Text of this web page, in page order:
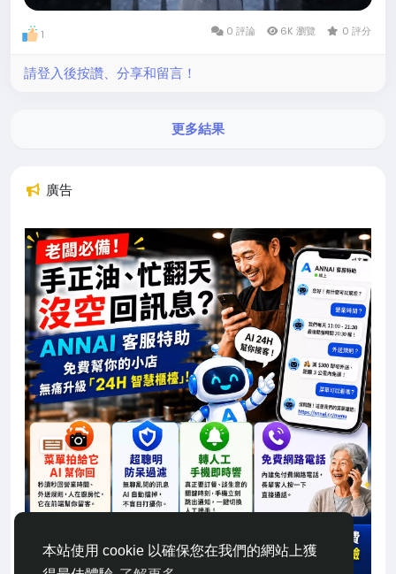
本站使用 cookie 以確保您在我們的網站上獲
#有料音樂
1 0 評論 6K 瀏覽 0 評分
請登入後按讚、分享和留言！
更多結果
廣告